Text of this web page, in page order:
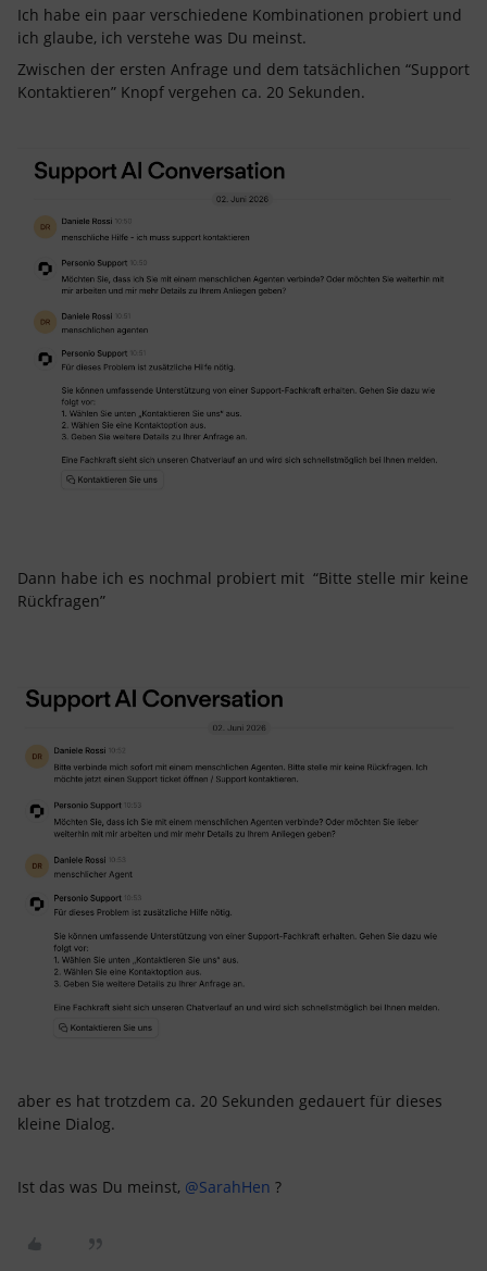
Ich habe ein paar verschiedene Kombinationen probiert und
ich glaube, ich verstehe was Du meinst.
Zwischen der ersten Anfrage und dem tatsächlichen “Support
Kontaktieren” Knopf vergehen ca. 20 Sekunden.
Dann habe ich es nochmal probiert mit “Bitte stelle mir keine
Rückfragen”
aber es hat trotzdem ca. 20 Sekunden gedauert für dieses
kleine Dialog.
Ist das was Du meinst, ​ @SarahHen ?